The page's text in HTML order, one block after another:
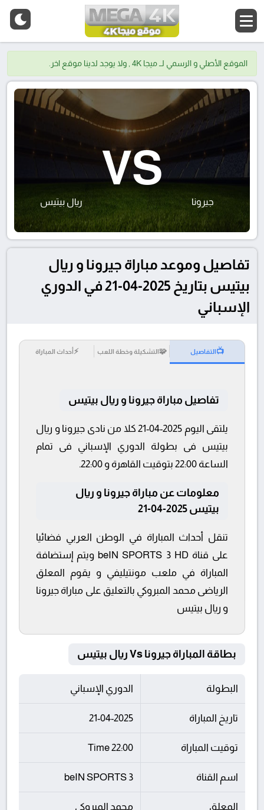
الموقع الأصلي و الرسمي لــ ميجا 4K , ولا يوجد لدينا موقع اخر.
جيرونا
VS
ريال بيتيس
تفاصيل وموعد مباراة جيرونا و ريال
بيتيس بتاريخ 2025-04-21 في الدوري
الإسباني
📺التفاصيل 🧩التشكيلة وخطة اللعب ⚡أحداث المباراة
تفاصيل مباراة جيرونا و ريال بيتيس
يلتقى اليوم 2025-04-21 كلا من نادى جيرونا و ريال
بيتيس فى بطولة الدوري الإسباني فى تمام
الساعة 22:00 بتوقيت القاهرة و 22:00.
معلومات عن مباراة جيرونا و ريال
بيتيس 2025-04-21
تنقل أحداث المباراة في الوطن العربي فضائيا
على قناة beIN SPORTS 3 HD ويتم إستضافة
المباراة في ملعب مونتيليفي و يقوم المعلق
الرياضى محمد المبروكي بالتعليق على مباراة جيرونا
و ريال بيتيس
بطاقة المباراة جيرونا Vs ريال بيتيس
البطولة الدوري الإسباني
تاريخ المباراة 21-04-2025
توقيت المباراة 22:00 Time
اسم القناة beIN SPORTS 3
المعلق محمد المبروكي